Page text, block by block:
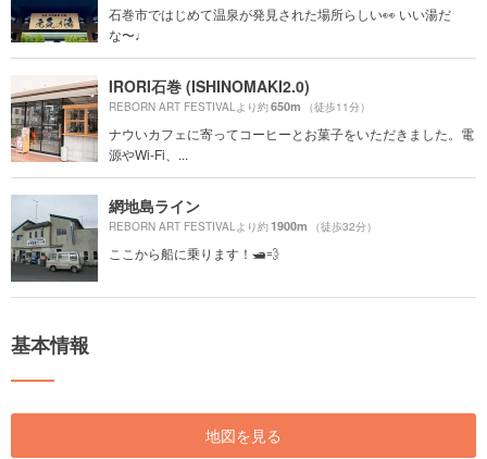
石巻市ではじめて温泉が発見された場所らしい👀 いい湯だ
な〜♩
IRORI石巻 (ISHINOMAKI2.0)
REBORN ART FESTIVALより約650m （徒歩11分）
ナウいカフェに寄ってコーヒーとお菓子をいただきました。電
源やWi-Fi、...
網地島ライン
REBORN ART FESTIVALより約1900m （徒歩32分）
ここから船に乗ります！🛥💨
基本情報
地図を見る